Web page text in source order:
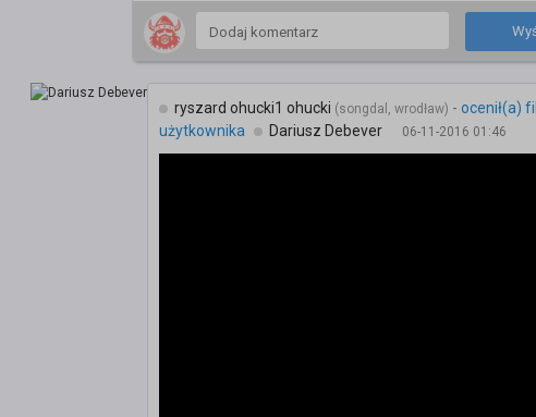
ryszard ohucki1 ohucki (songdal, wrodław) - ocenił(a)
użytkownika
Dariusz Debever 06-11-2016 01:46